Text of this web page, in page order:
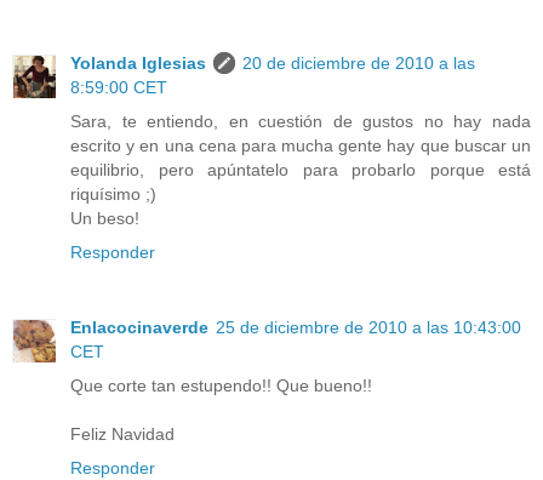
Yolanda Iglesias
20 de diciembre de 2010 a las
8:59:00 CET
Sara, te entiendo, en cuestión de gustos no hay nada
escrito y en una cena para mucha gente hay que buscar un
equilibrio, pero apúntatelo para probarlo porque está
riquísimo ;)
Un beso!
Responder
Enlacocinaverde 25 de diciembre de 2010 a las 10:43:00
CET
Que corte tan estupendo!! Que bueno!!
Feliz Navidad
Responder